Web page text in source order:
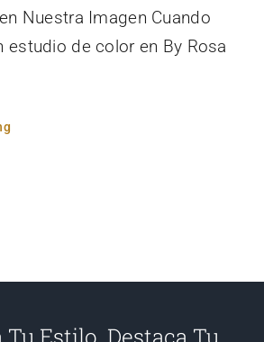
Nuestra Imagen Cuando
estudio de color en By Rosa